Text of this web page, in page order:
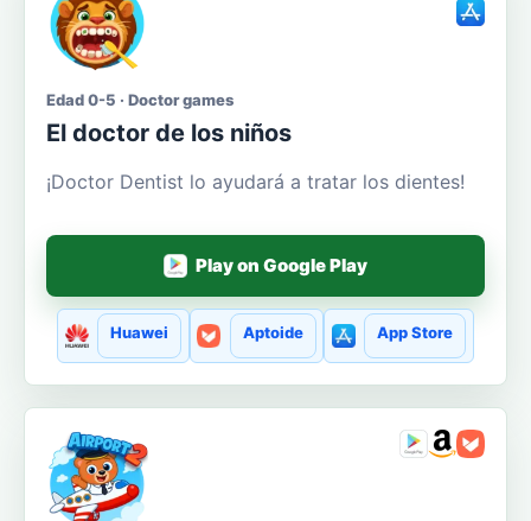
Edad 0-5 · Doctor games
El doctor de los niños
¡Doctor Dentist lo ayudará a tratar los dientes!
Play on Google Play
Huawei Aptoide App Store